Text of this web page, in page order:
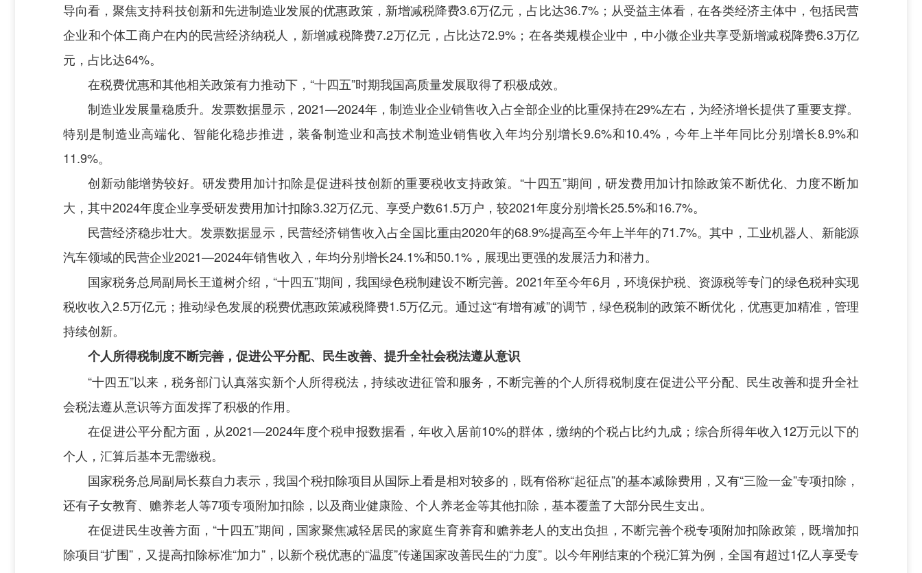
导向看，聚焦支持科技创新和先进制造业发展的优惠政策，新增减税降费3.6万亿元，占比达36.7%；从受益主体看，在各类经济主体中，包括民营
企业和个体工商户在内的民营经济纳税人，新增减税降费7.2万亿元，占比达72.9%；在各类规模企业中，中小微企业共享受新增减税降费6.3万亿
元，占比达64%。
在税费优惠和其他相关政策有力推动下，“十四五”时期我国高质量发展取得了积极成效。
制造业发展量稳质升。发票数据显示，2021—2024年，制造业企业销售收入占全部企业的比重保持在29%左右，为经济增长提供了重要支撑。
特别是制造业高端化、智能化稳步推进，装备制造业和高技术制造业销售收入年均分别增长9.6%和10.4%，今年上半年同比分别增长8.9%和
11.9%。
创新动能增势较好。研发费用加计扣除是促进科技创新的重要税收支持政策。“十四五”期间，研发费用加计扣除政策不断优化、力度不断加
大，其中2024年度企业享受研发费用加计扣除3.32万亿元、享受户数61.5万户，较2021年度分别增长25.5%和16.7%。
民营经济稳步壮大。发票数据显示，民营经济销售收入占全国比重由2020年的68.9%提高至今年上半年的71.7%。其中，工业机器人、新能源
汽车领域的民营企业2021—2024年销售收入，年均分别增长24.1%和50.1%，展现出更强的发展活力和潜力。
国家税务总局副局长王道树介绍，“十四五”期间，我国绿色税制建设不断完善。2021年至今年6月，环境保护税、资源税等专门的绿色税种实现
税收收入2.5万亿元；推动绿色发展的税费优惠政策减税降费1.5万亿元。通过这“有增有减”的调节，绿色税制的政策不断优化，优惠更加精准，管理
持续创新。
个人所得税制度不断完善，促进公平分配、民生改善、提升全社会税法遵从意识
“十四五”以来，税务部门认真落实新个人所得税法，持续改进征管和服务，不断完善的个人所得税制度在促进公平分配、民生改善和提升全社
会税法遵从意识等方面发挥了积极的作用。
在促进公平分配方面，从2021—2024年度个税申报数据看，年收入居前10%的群体，缴纳的个税占比约九成；综合所得年收入12万元以下的
个人，汇算后基本无需缴税。
国家税务总局副局长蔡自力表示，我国个税扣除项目从国际上看是相对较多的，既有俗称“起征点”的基本减除费用，又有“三险一金”专项扣除，
还有子女教育、赡养老人等7项专项附加扣除，以及商业健康险、个人养老金等其他扣除，基本覆盖了大部分民生支出。
在促进民生改善方面，“十四五”期间，国家聚焦减轻居民的家庭生育养育和赡养老人的支出负担，不断完善个税专项附加扣除政策，既增加扣
除项目“扩围”，又提高扣除标准“加力”，以新个税优惠的“温度”传递国家改善民生的“力度”。以今年刚结束的个税汇算为例，全国有超过1亿人享受专